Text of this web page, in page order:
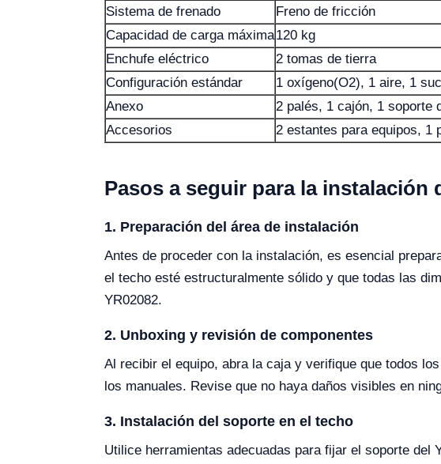
Sistema de frenado
Freno de fricción
Capacidad de carga máxima120 kg
Enchufe eléctrico
2 tomas de tierra
Configuración estándar
1 oxígeno(O2), 1 aire, 1
Anexo
2 palés, 1 cajón, 1 soporte
Accesorios
2 estantes para equipos, 1
Pasos a seguir para la instalación
1. Preparación del área de instalación
Antes de proceder con la instalación, es esencial
el techo esté estructuralmente sólido y que todas las
YR02082.
2. Unboxing y revisión de componentes
Al recibir el equipo, abra la caja y verifique que todos
los manuales. Revise que no haya daños visibles en
3. Instalación del soporte en el techo
Utilice herramientas adecuadas para fijar el soporte del